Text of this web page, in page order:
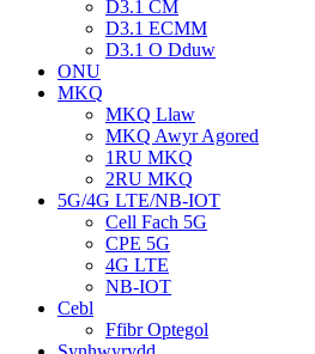
D3.1 CM
D3.1 ECMM
D3.1 O Dduw
ONU
MKQ
MKQ Llaw
MKQ Awyr Agored
1RU MKQ
2RU MKQ
5G/4G LTE/NB-IOT
Cell Fach 5G
CPE 5G
4G LTE
NB-IOT
Cebl
Ffibr Optegol